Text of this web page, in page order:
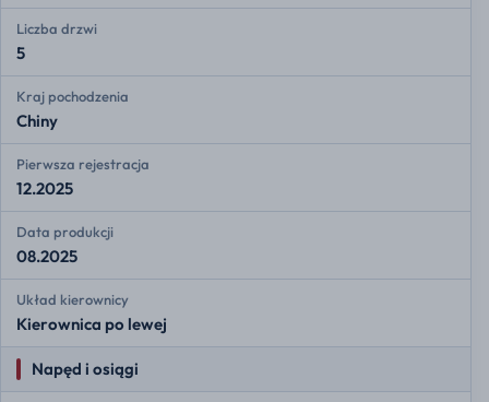
Liczba drzwi
5
Kraj pochodzenia
Chiny
Pierwsza rejestracja
12.2025
Data produkcji
08.2025
Układ kierownicy
Kierownica po lewej
Napęd i osiągi